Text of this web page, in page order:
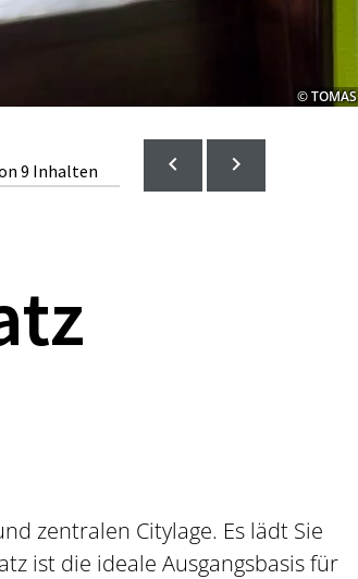
© TOMAS
9 Inhalten
zentralen Citylage. Es lädt Sie
ist die ideale Ausgangsbasis für